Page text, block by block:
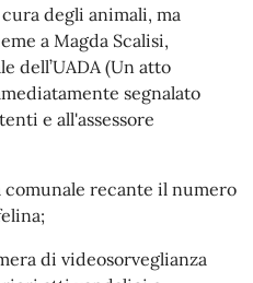
degli animali, ma
a Magda Scalisi,
dell’UADA (Un atto
segnalato
e all'assessore
comunale recante il numero
di videosorveglianza